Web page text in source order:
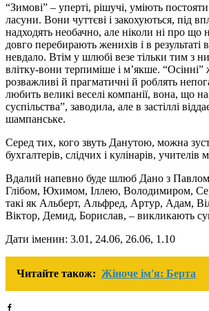
“Зимові” – уперті, рішучі, уміють постояти
ласуни. Вони чуттєві і закохуються, під
надходять необачно, але ніколи ні про
довго перебирають женихів і в результаті
невдало. Втім у шлюбі везе тільки тим з
влітку-вони терпиміше і м’якше.
розважливі й прагматичні й роблять
любить великі веселі компанії, вона, що
суспільства”, заводила, але в застіллі
шампанське.
Серед тих, кого звуть Данутою, можна
бухгалтерів, слідчих і кулінарів, учителів
Вдалий напевно буде шлюб Дано з
Глібом, Юхимом, Іллею, Володимиром,
такі як Альберт, Альфред, Артур, Адам,
Віктор, Демид, Борислав, – викликають
Дати іменин: 3.01, 24.06, 26.06, 1.10
Читайте також: Жіноче ім'я: Берта